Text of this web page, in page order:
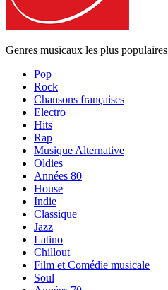
Genres musicaux les plus populaires
Pop
Rock
Chansons françaises
Electro
Hits
Rap
Musique Alternative
Oldies
Années 80
House
Indie
Classique
Jazz
Latino
Chillout
Film et Comédie musicale
Soul